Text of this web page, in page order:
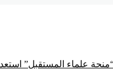
علماء المستقبل”